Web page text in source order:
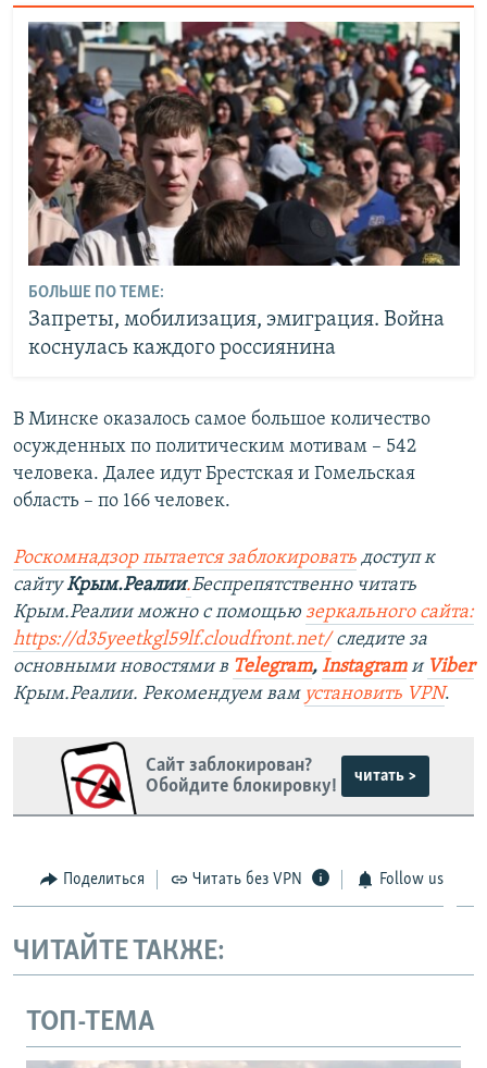
БОЛЬШЕ ПО ТЕМЕ:
Запреты, мобилизация, эмиграция. Война
коснулась каждого россиянина
В Минске оказалось самое большое количество
осужденных по политическим мотивам – 542
человека. Далее идут Брестская и Гомельская
область – по 166 человек.
Роскомнадзор пытается заблокировать доступ к
сайтуКрым.Реалии.Беспрепятственно читать
Крым.Реалии можно с помощью зеркального сайта:
https://d35yeetkgl59lf.cloudfront.net/ следите за
основными новостями в Telegram, Instagramи Viber
Крым.Реалии. Рекомендуем вам установить VPN.
Сайт заблокирован?
Обойдите блокировку!
читать >
Поделиться Читать без VPN Follow us
ЧИТАЙТЕ ТАКЖЕ:
ТОП-ТЕМА